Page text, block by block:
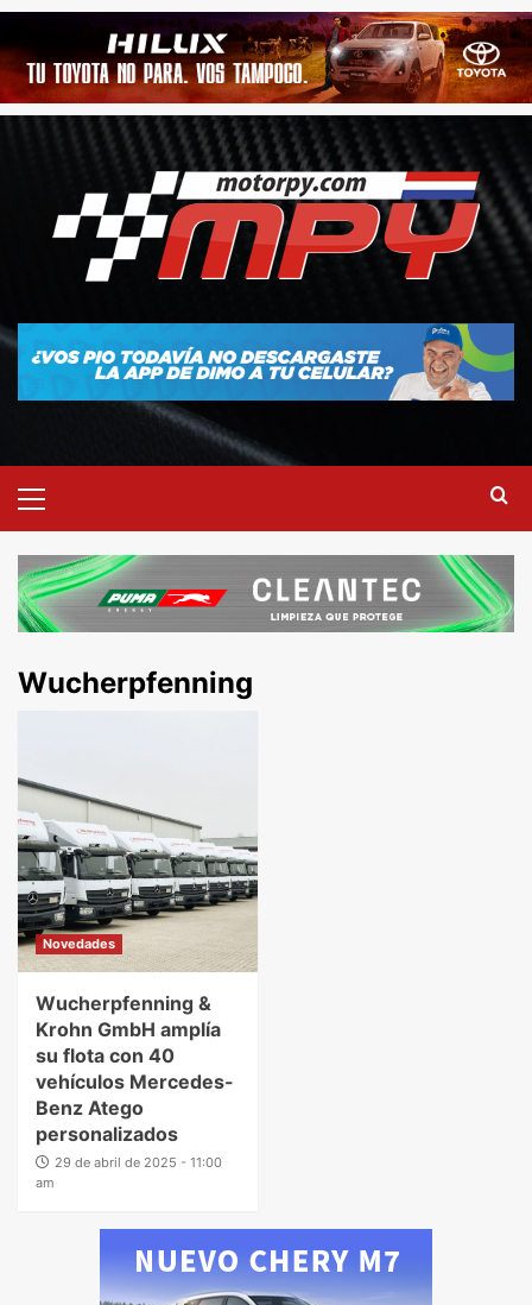
Wucherpfenning
Novedades
Wucherpfenning &
Krohn GmbH amplía
su flota con 40
vehículos Mercedes-
Benz Atego
personalizados
29 de abril de 2025 - 11:00
am